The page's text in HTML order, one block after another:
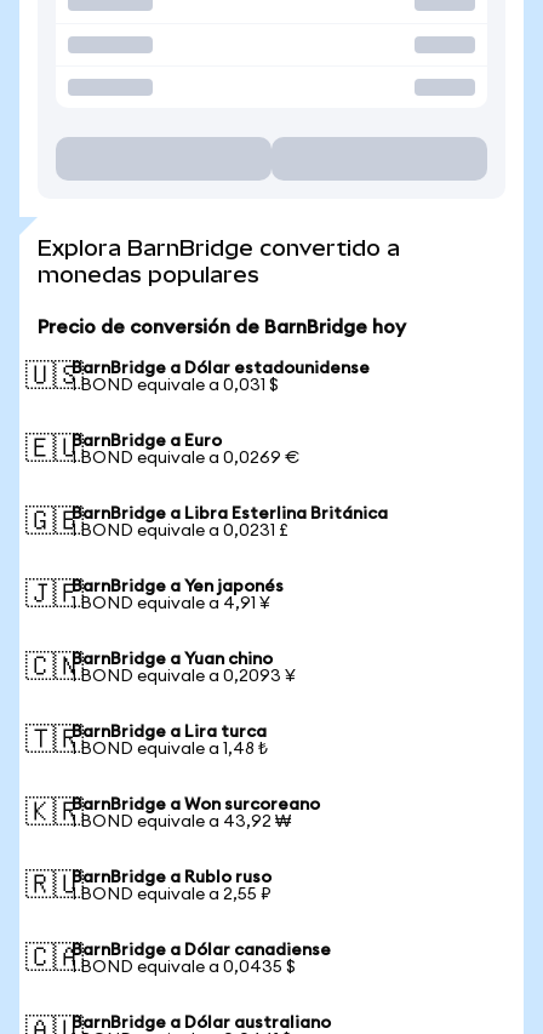
Explora BarnBridge convertido a
monedas populares
Precio de conversión de BarnBridge hoy
🇺🇸BarnBridge a Dólar estadounidense
1 BOND equivale a 0,031 $
🇪🇺BarnBridge a Euro
1 BOND equivale a 0,0269 €
🇬🇧BarnBridge a Libra Esterlina Británica
1 BOND equivale a 0,0231 £
🇯🇵BarnBridge a Yen japonés
1 BOND equivale a 4,91 ¥
🇨🇳BarnBridge a Yuan chino
1 BOND equivale a 0,2093 ¥
🇹🇷BarnBridge a Lira turca
1 BOND equivale a 1,48 ₺
🇰🇷BarnBridge a Won surcoreano
1 BOND equivale a 43,92 ₩
🇷🇺BarnBridge a Rublo ruso
1 BOND equivale a 2,55 ₽
🇨🇦BarnBridge a Dólar canadiense
1 BOND equivale a 0,0435 $
BarnBridge a Dólar australiano